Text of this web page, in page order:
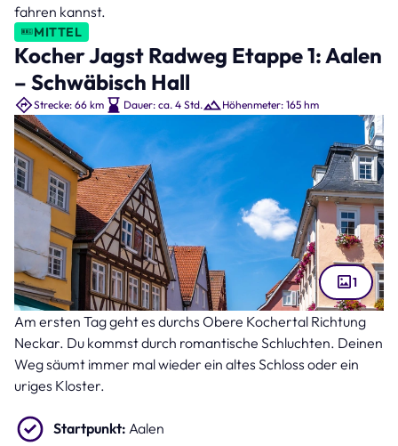
fahren kannst.
MITTEL
Kocher Jagst Radweg Etappe 1: Aalen
– Schwäbisch Hall
Strecke: 66 km Dauer: ca. 4 Std. Höhenmeter: 165 hm
Marktplatz in Aalen (Bild: Sina Ettmer – stock.adobe.com )
1
Am ersten Tag geht es durchs Obere Kochertal Richtung
Neckar. Du kommst durch romantische Schluchten. Deinen
Weg säumt immer mal wieder ein altes Schloss oder ein
uriges Kloster.
Startpunkt: Aalen